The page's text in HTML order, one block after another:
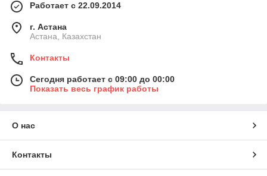
Работает с 22.09.2014
г. Астана
Астана, Казахстан
Контакты
Сегодня работает с 09:00 до 00:00
Показать весь график работы
О нас
Контакты